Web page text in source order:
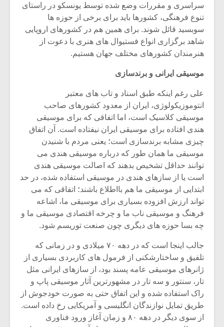
سراسری و مقررات وضع شده توسط یونسکو در راستای
تنوع فرهنگی، کشورها باید برای برخی از حوزه ها
سوبسید قائل شوند. برای همین هم در کشورهای اروپایی
شاهد برگزاری انواع فستیوال های هنری با دعوت از
هنرمندان کشورهای مختلف جهان هستیم.
موسیقی ایرانی و برندسازی
علی رغم اینکه طبق اسناد و تاب های معتبر
انتوموزیکولوژی، ایران از معدود کشورهای صاحب
موسیقی کلاسیک است، اما اتفاقی که برای موسیقی
هندی افتاده برای موسیقی ایران نیفتاده است. آن اتفاق
چیزی مشابه برندسازی است؛ یعنی مردم با شنیدن
موسیقی ما همان طور که درباره موسیقی هندی می
توانند حداقل تشخیص بدهند که اصالت موسیقی هندی
است یا از سازهای هندی در موسیقی استفاده شده، در حد
ابتدایی از موسیقی ما هم بااطلاع باشند؛ اتفاقی که می
تواند ارزش افزوده بسیاری برای موسیقی ما، اشاعه
فرهنگ و موسیقی ناب ما و چرخه اقتصادی موسیقی ما و
چه بسا حوزه های دیگری چون صنعت توریسم شود.
جالب اینجا است که در دهه ۷۰ میلادی و در زمانی که
تلفیق و ساختارشکنی از فرمول های کاربردی بسیاری از
ژانرهای موسیقی عامه پسند بود، از سازهای ایرانی مثل
تار، سنتور و سه تار در مشهورترین آثار موسیقی پاپ و
راک استفاده شده و این اتفاق حتی به صورت خودجوش از
طریق تمایل نوازندگان انگلیسی و آمریکایی رخ داده است.
از سوی دیگر در دهه ۸۰ و زمان آغاز ورود فناوری
میکلوش روژا
یادداشتی بر موسیقی
متن فیلم «متری
شیش و نیم»
اگر نمی توانی
مشهورترین باشی،
بدنام ترین باش
برگزار
سکانسی
موسیقی